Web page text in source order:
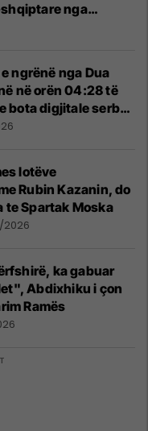
nga
ngrënë nga Dua
në orën 04:28 të
bota digjitale serbe
luftës
lotëve
Rubin Kazanin, do
te Spartak Moska
ka gabuar
Abdixhiku i çon
Ramës